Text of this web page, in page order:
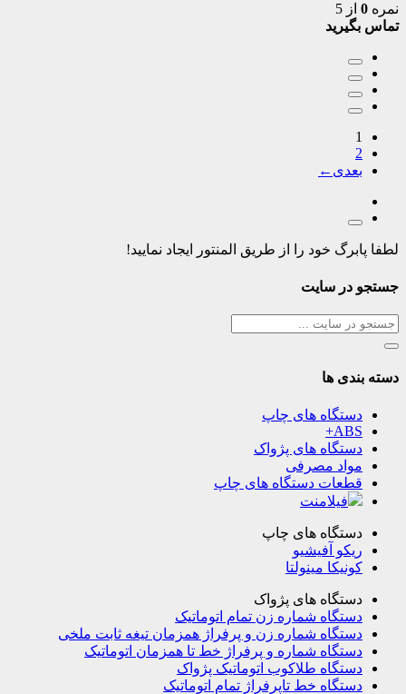
نمره 0 از 5
تماس بگیرید
1
2
←
لطفا پابرگ خود را از طریق المنتور ایجاد نمایید!
جستجو در سایت
دسته بندی ها
دستگاه های چاپ
ABS+
دستگاه های پژواک
مواد مصرفی
قطعات دستگاه های چاپ
فیلامنت
دستگاه های چاپ
ریکو آفیشیو
کونیکا مینولتا
دستگاه های پژواک
دستگاه شماره زن تمام اتوماتیک
دستگاه شماره زن و پرفراژ همزمان تیغه ثابت ملخی
دستگاه شماره و پرفراژ خط تا همزمان اتوماتیک
دستگاه طلاکوب اتوماتیک پژواک
دستگاه خط تاپرفراژ تمام اتوماتیک